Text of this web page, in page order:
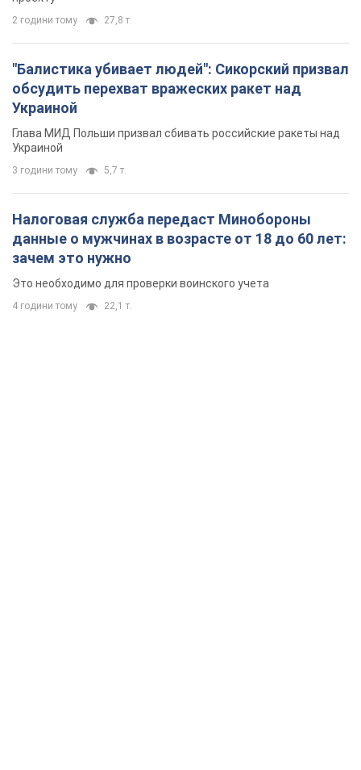
2 години тому 27,8 т.
"Балистика убивает людей": Сикорский призвал
обсудить перехват вражеских ракет над
Украиной
Глава МИД Польши призвал сбивать российские ракеты над
Украиной
3 години тому 5,7 т.
Налоговая служба передаст Минобороны
данные о мужчинах в возрасте от 18 до 60 лет:
зачем это нужно
Это необходимо для проверки воинского учета
4 години тому 22,1 т.